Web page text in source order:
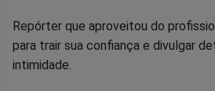
FacebookWhatsappTwitter
Repórter que aproveitou do
para trair sua confiança e divulgar
intimidade.